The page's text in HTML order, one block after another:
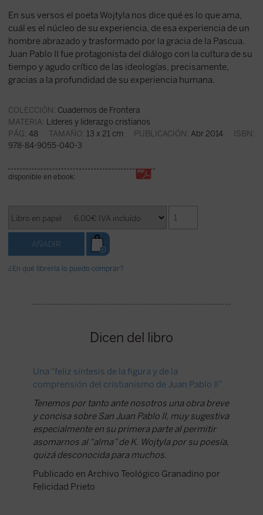
En sus versos el poeta Wojtyla nos dice qué es lo que ama,
cuál es el núcleo de su experiencia, de esa experiencia de un
hombre abrazado y trasformado por la gracia de la Pascua.
Juan Pablo II fue protagonista del diálogo con la cultura de su
tiempo y agudo crítico de las ideologías, precisamente,
gracias a la profundidad de su experiencia humana.
COLECCIÓN: Cuadernos de Frontera
MATERIA: Líderes y liderazgo cristianos
PÁG: 48 TAMAÑO: 13 x 21 cm PUBLICACIÓN: Abr 2014 ISBN:
978-84-9055-040-3
disponible en ebook:
¿En qué librería lo puedo comprar?
Dicen del libro
Una “feliz síntesis de la figura y de la
comprensión del cristianismo de Juan Pablo II”
Tenemos por tanto ante nosotros una obra breve
y concisa sobre San Juan Pablo II, muy sugestiva
especialmente en su primera parte al permitir
asomarnos al “alma” de K. Wojtyla por su poesía,
quizá desconocida para muchos.
Publicado en Archivo Teológico Granadino por
Felicidad Prieto